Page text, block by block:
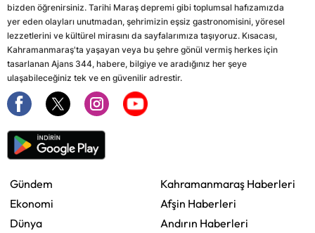
bizden öğrenirsiniz. Tarihi Maraş depremi gibi toplumsal hafızamızda
yer eden olayları unutmadan, şehrimizin eşsiz gastronomisini, yöresel
lezzetlerini ve kültürel mirasını da sayfalarımıza taşıyoruz. Kısacası,
Kahramanmaraş'ta yaşayan veya bu şehre gönül vermiş herkes için
tasarlanan Ajans 344, habere, bilgiye ve aradığınız her şeye
ulaşabileceğiniz tek ve en güvenilir adrestir.
Gündem
Ekonomi
Dünya
Kahramanmaraş Haberleri
Afşin Haberleri
Andırın Haberleri